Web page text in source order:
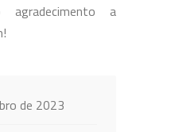
agradecimento a
de 2023